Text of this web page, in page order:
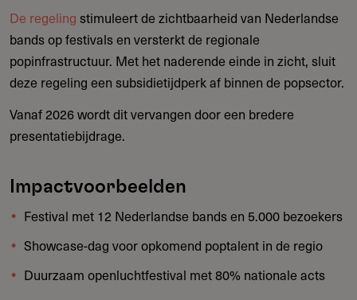
De regeling stimuleert de zichtbaarheid van Nederlandse
bands op festivals en versterkt de regionale
popinfrastructuur. Met het naderende einde in zicht, sluit
deze regeling een subsidietijdperk af binnen de popsector.
Vanaf 2026 wordt dit vervangen door een bredere
presentatiebijdrage.
Impactvoorbeelden
Festival met 12 Nederlandse bands en 5.000 bezoekers
Showcase-dag voor opkomend poptalent in de regio
Duurzaam openluchtfestival met 80% nationale acts